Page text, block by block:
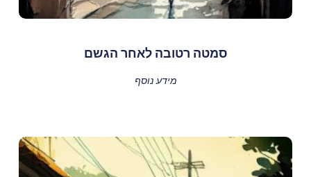
סמטה רטובה לאחר הגשם
מידע נוסף